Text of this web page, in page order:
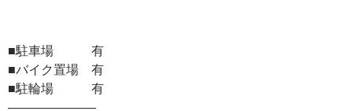
■駐車場 有
■バイク置場 有
■駐輪場 有
―――――――